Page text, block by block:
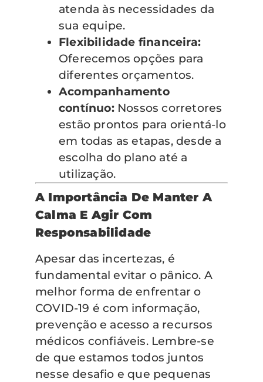
atenda às necessidades da
sua equipe.
Flexibilidade financeira:
Oferecemos opções para
diferentes orçamentos.
Acompanhamento
contínuo:Nossos corretores
estão prontos para orientá-lo
em todas as etapas, desde a
escolha do plano até a
utilização.
A Importância De Manter A
Calma E Agir Com
Responsabilidade
Apesar das incertezas, é
fundamental evitar o pânico. A
melhor forma de enfrentar o
COVID-19 é com informação,
prevenção e acesso a recursos
médicos confiáveis. Lembre-se
de que estamos todos juntos
nesse desafio e que pequenas